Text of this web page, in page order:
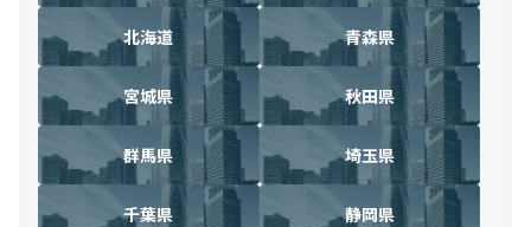
北海道 青森県
宮城県 秋田県
群馬県 埼玉県
千葉県 静岡県